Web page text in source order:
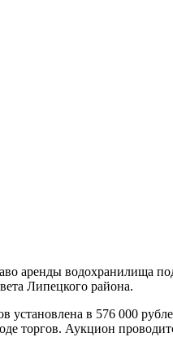
аренды водохранилища
Липецкого района.
установлена в 576 000
торгов. Аукцион